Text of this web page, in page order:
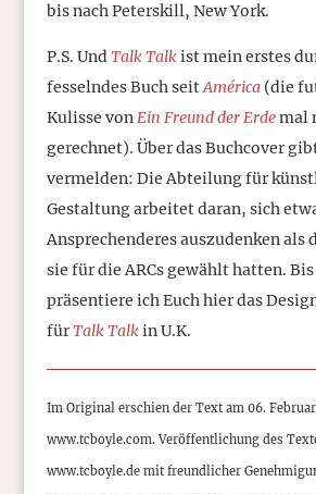
bis nach Peterskill, New York.
P.S. UndTalk Talkist mein erstes
fesselndes Buch seitAmérica(die
Kulisse vonEin Freund der Erdemal
gerechnet). Über das Buchcover
vermelden: Die Abteilung für
Gestaltung arbeitet daran, sich
Ansprechenderes auszudenken als
sie für die ARCs gewählt hatten.
präsentiere ich Euch hier das
fürTalk Talkin U.K.
Im Original erschien der Text am 06.
www.tcboyle.com. Veröffentlichung des
www.tcboyle.de mit freundlicher